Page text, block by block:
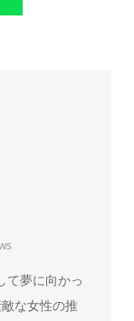
て夢に向かっ
な女性の推